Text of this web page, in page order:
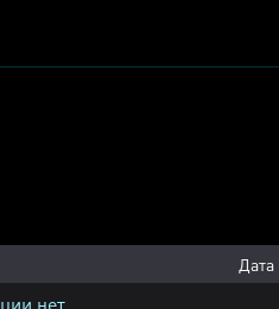
Дата
нет